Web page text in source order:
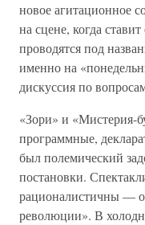
новое агитационное
на сцене, когда
проводятся под
именно на
дискуссия по
«Зори» и «Мистерия-
программные,
был полемический
постановки.
рационалистичны —
революции». В